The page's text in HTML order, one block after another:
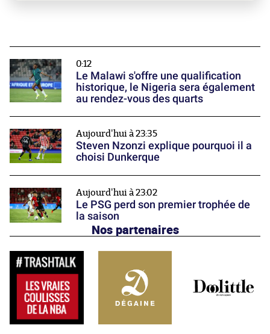
0:12
Le Malawi s'offre une qualification
historique, le Nigeria sera également
au rendez-vous des quarts
Aujourd'hui à 23:35
Steven Nzonzi explique pourquoi il a
choisi Dunkerque
Aujourd'hui à 23:02
Le PSG perd son premier trophée de
la saison
Nos partenaires